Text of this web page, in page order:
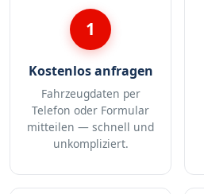
1
Kostenlos anfragen
Fahrzeugdaten per
Telefon oder Formular
mitteilen — schnell und
unkompliziert.